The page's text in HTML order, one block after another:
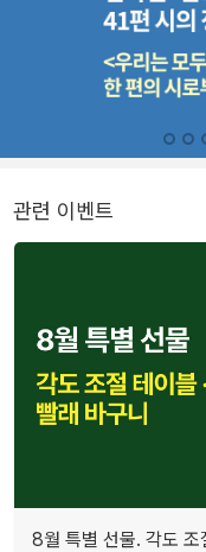
관련 이벤트
8월 특별 선물. 각도 조